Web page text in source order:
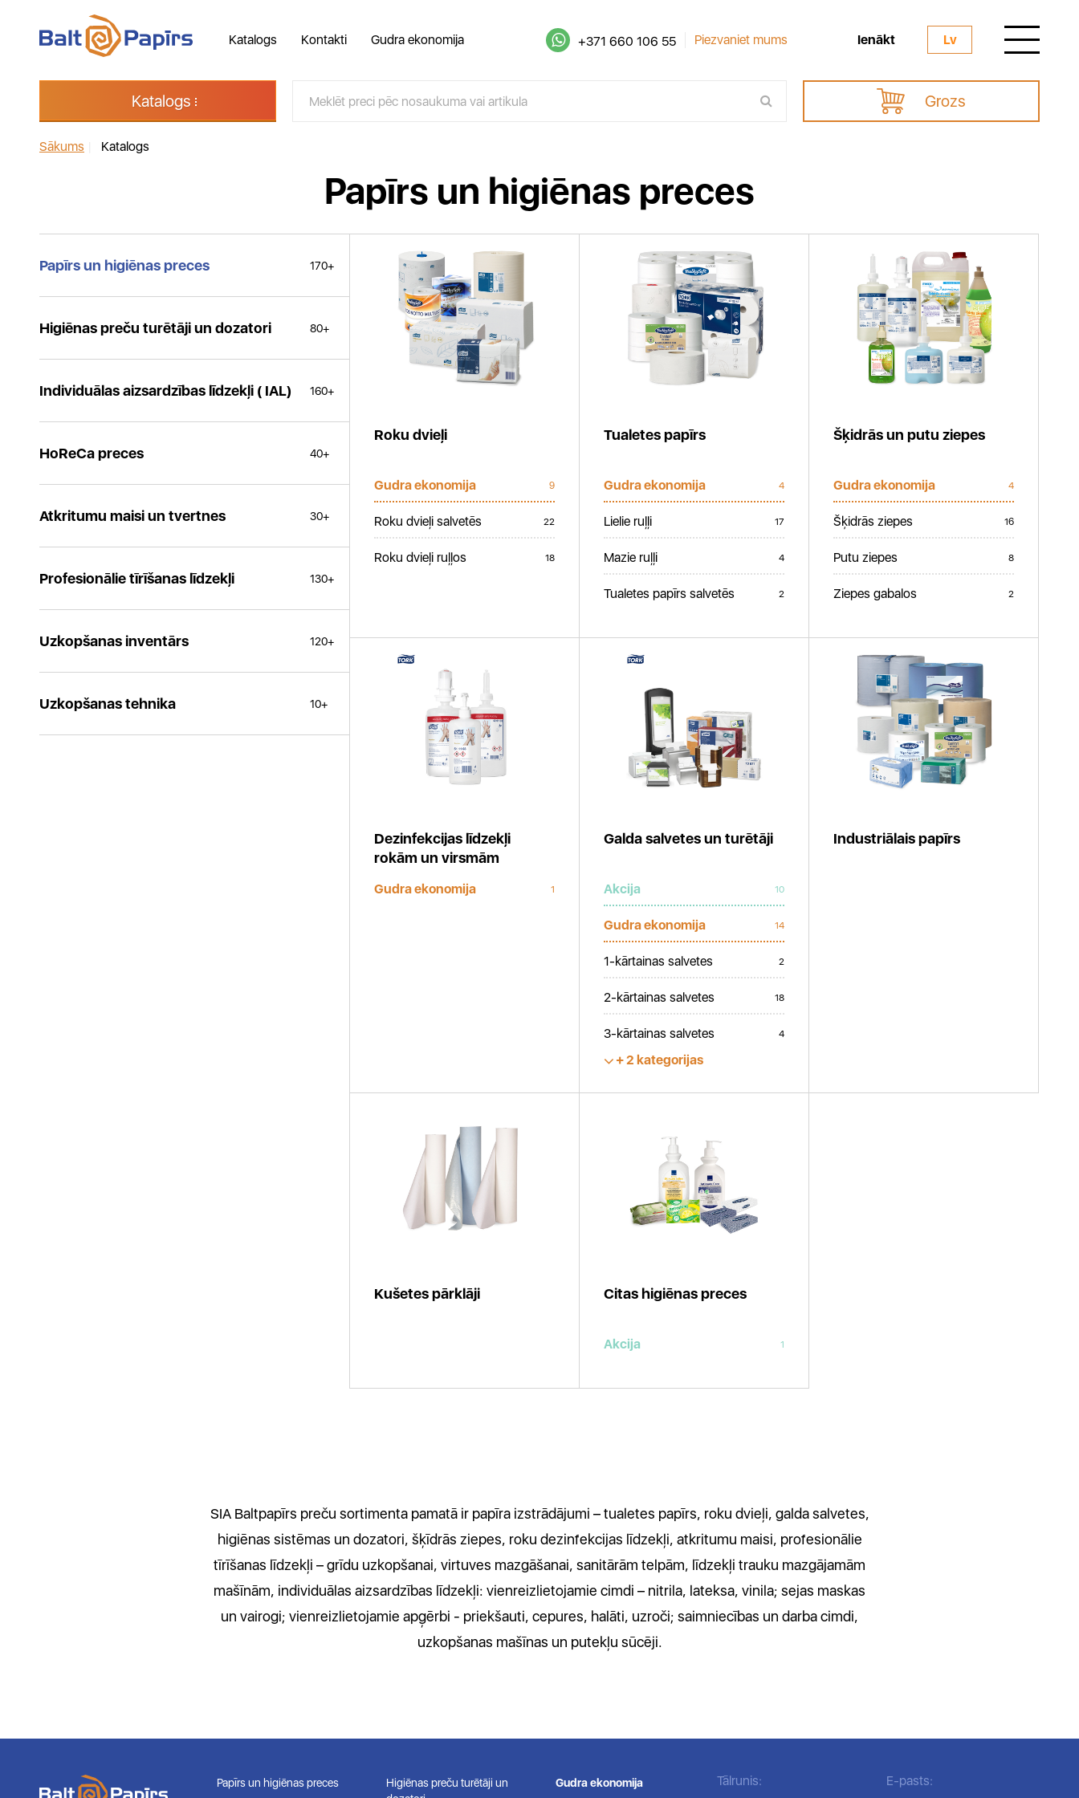
Katalogs Kontakti Gudra ekonomija +371 660 106 55 Piezvaniet mums Ienākt Lv
Katalogs Grozs
Sākums Katalogs
Papīrs un higiēnas preces
Papīrs un higiēnas preces 170+
Higiēnas preču turētāji un dozatori 80+
Individuālas aizsardzības līdzekļi ( IAL) 160+
HoReCa preces 40+
Atkritumu maisi un tvertnes 30+
Profesionālie tīrīšanas līdzekļi 130+
Uzkopšanas inventārs 120+
Uzkopšanas tehnika 10+
Roku dvieļi
Gudra ekonomija 9
Roku dvieļi salvetēs 22
Roku dvieļi ruļļos 18
Tualetes papīrs
Gudra ekonomija 4
Lielie ruļļi 17
Mazie ruļļi 4
Tualetes papīrs salvetēs 2
Šķidrās un putu ziepes
Gudra ekonomija 4
Šķidrās ziepes 16
Putu ziepes 8
Ziepes gabalos 2
Dezinfekcijas līdzekļi
rokām un virsmām
Gudra ekonomija 1
Galda salvetes un turētāji
Akcija 10
Gudra ekonomija 14
1-kārtainas salvetes 2
2-kārtainas salvetes 18
3-kārtainas salvetes 4
2 kategorijas
Industriālais papīrs
Kušetes pārklāji Citas higiēnas preces
Akcija 1
SIA Baltpapīrs preču sortimenta pamatā ir papīra izstrādājumi – tualetes papīrs, roku dvieļi, galda salvetes,
higiēnas sistēmas un dozatori, šķīdrās ziepes, roku dezinfekcijas līdzekļi, atkritumu maisi, profesionālie
tīrīšanas līdzekļi – grīdu uzkopšanai, virtuves mazgāšanai, sanitārām telpām, līdzekļi trauku mazgājamām
mašīnām, individuālas aizsardzības līdzekļi: vienreizlietojamie cimdi – nitrila, lateksa, vinila; sejas maskas
un vairogi; vienreizlietojamie apģērbi - priekšauti, cepures, halāti, uzroči; saimniecības un darba cimdi,
uzkopšanas mašīnas un putekļu sūcēji.
Papīrs un higiēnas preces
Higiēnas preču turētāji un
Gudra ekonomija Tālrunis: E-pasts: